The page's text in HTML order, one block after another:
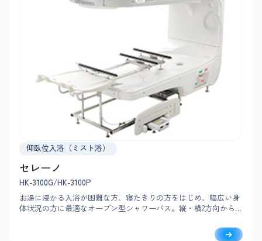
仰臥位入浴（ミスト浴）
セレーノ
HK-3100G/HK-3100P
お湯に浸かる入浴が困難な方、寝たきりの方をはじめ、幅広い身
体状況の方に最適なオープン型シャワーバス。縦・横2方向からド